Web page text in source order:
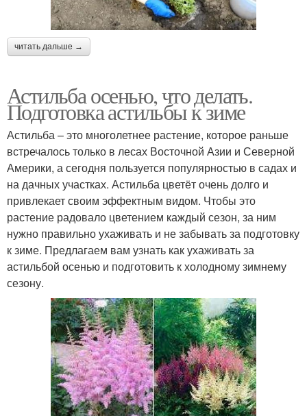
читать дальше →
Астильба осенью, что делать.
Подготовка астильбы к зиме
Астильба – это многолетнее растение, которое раньше
встречалось только в лесах Восточной Азии и Северной
Америки, а сегодня пользуется популярностью в садах и
на дачных участках. Астильба цветёт очень долго и
привлекает своим эффектным видом. Чтобы это
растение радовало цветением каждый сезон, за ним
нужно правильно ухаживать и не забывать за подготовку
к зиме. Предлагаем вам узнать как ухаживать за
астильбой осенью и подготовить к холодному зимнему
сезону.